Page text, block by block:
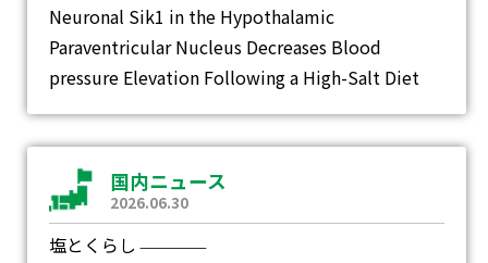
Neuronal Sik1 in the Hypothalamic
Paraventricular Nucleus Decreases Blood
pressure Elevation Following a High-Salt Diet
国内ニュース
2026.06.30
塩とくらし ―